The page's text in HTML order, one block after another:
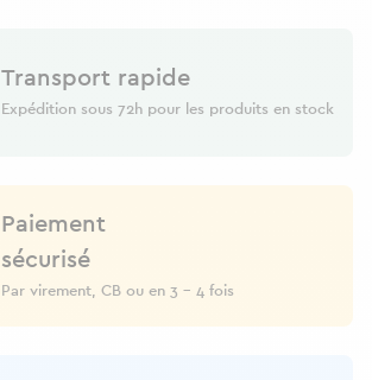
Transport rapide
Expédition sous 72h pour les produits en stock
Paiement
sécurisé
Par virement, CB ou en 3 - 4 fois